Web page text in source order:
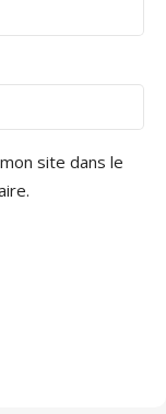
site dans le